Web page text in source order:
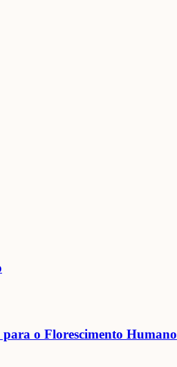
para o Florescimento Humano